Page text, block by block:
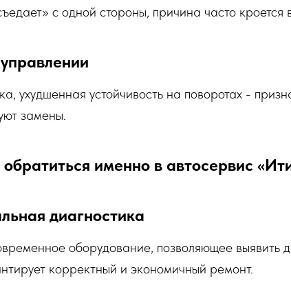
с одной стороны, причина часто кроется
ухудшенная устойчивость на поворотах -
замены.
именно в автосервис
диагностика
оборудование, позволяющее выявить
корректный и экономичный ремонт.